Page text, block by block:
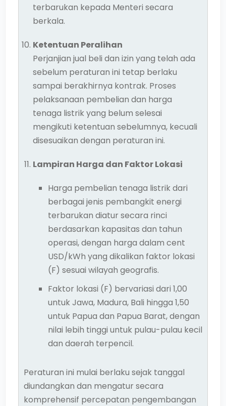
terbarukan kepada Menteri secara
berkala.
Ketentuan Peralihan
Perjanjian jual beli dan izin yang telah ada
sebelum peraturan ini tetap berlaku
sampai berakhirnya kontrak. Proses
pelaksanaan pembelian dan harga
tenaga listrik yang belum selesai
mengikuti ketentuan sebelumnya, kecuali
disesuaikan dengan peraturan ini.
Lampiran Harga dan Faktor Lokasi
Harga pembelian tenaga listrik dari
berbagai jenis pembangkit energi
terbarukan diatur secara rinci
berdasarkan kapasitas dan tahun
operasi, dengan harga dalam cent
USD/kWh yang dikalikan faktor lokasi
(F) sesuai wilayah geografis.
Faktor lokasi (F) bervariasi dari 1,00
untuk Jawa, Madura, Bali hingga 1,50
untuk Papua dan Papua Barat, dengan
nilai lebih tinggi untuk pulau-pulau kecil
dan daerah terpencil.
Peraturan ini mulai berlaku sejak tanggal
diundangkan dan mengatur secara
komprehensif percepatan pengembangan